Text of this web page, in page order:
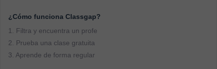
¿Cómo funciona Classgap?
1. Filtra y encuentra un profe
2. Prueba una clase gratuita
3. Aprende de forma regular